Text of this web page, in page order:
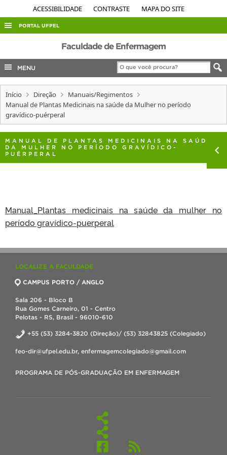
ACESSIBILIDADE CONTRASTE MAPA DO SITE
PORTAL UFPEL
ACESSO À INFORMAÇÃO
AUDITORIA
COBALTO
CONCURSOS
EDITAIS
OUVIDORIA
PORTARIAS
Faculdade de Enfermagem
MENU
Início Direção
Manuais/Regimentos
Manual de Plantas Medicinais na saúde da Mulher no período
gravídico-puérperal
MANUAL DE PLANTAS MEDICINAIS NA SAÚDE
DA MULHER NO PERÍODO GRAVÍDICO-
PUÉRPERAL
Manual_Plantas medicinais na saúde da mulher no
período gravídico-puerperal
LOCALIZE A FACULDADE
CAMPUS PORTO / ANGLO
Sala 206 - Bloco B
Rua Gomes Carneiro, 01 - Centro
Pelotas - RS, Brasil - 96010-610
+55 (53) 3284-3820 (Direção)/ (53) 32843825 (Colegiado)
feo-dir@ufpel.edu.br, enfermagemcolegiado@gmail.com
PROGRAMA DE PÓS-GRADUAÇÃO EM ENFERMAGEM